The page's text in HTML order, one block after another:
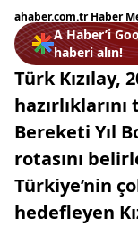
ahaber.com.tr Haber
A Haber’i
haberi alın!
Türk Kızılay,
Bereketi Yıl
rotasını
Türkiye’nin
hedefleyen